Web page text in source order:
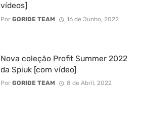
vídeos]
Por GORIDE TEAM 16 de Junho, 2022
Nova coleção Profit Summer 2022
da Spiuk [com vídeo]
Por GORIDE TEAM 8 de Abril, 2022